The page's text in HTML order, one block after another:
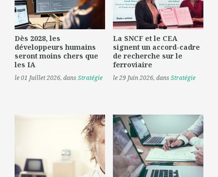
Dès 2028, les
développeurs humains
seront moins chers que
les IA
le 01 Juillet 2026, dansStratégie
La SNCF et le CEA
signent un accord-cadre
de recherche sur le
ferroviaire
le 29 Juin 2026, dansStratégie